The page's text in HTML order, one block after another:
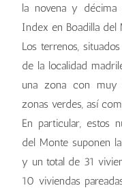
la novena y décima
Index en Boadilla del
Los terrenos,
de la localidad
una zona con muy
zonas verdes, así
En particular, estos
del Monte suponen
y un total de 31
10 viviendas